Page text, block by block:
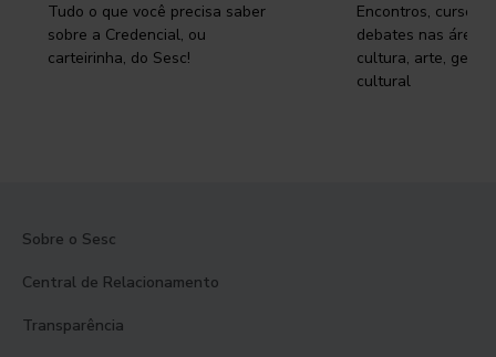
Tudo o que você precisa saber
sobre a Credencial, ou
carteirinha, do Sesc!
Encontros, cursos,
debates nas áreas
cultura, arte,
cultural
Sobre o Sesc
Central de Relacionamento
Transparência